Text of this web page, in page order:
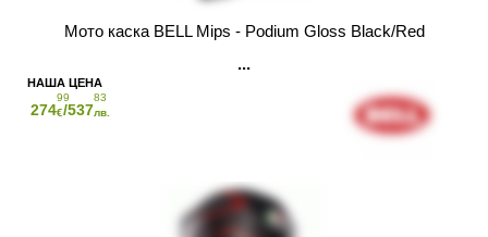
Мото каска BELL Mips - Podium Gloss Black/Red
274
99
€/537
83
лв.